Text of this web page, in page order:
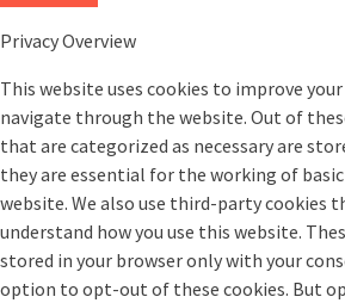
Privacy Overview
This website uses cookies to improve
navigate through the website. Out of
that are categorized as necessary are
they are essential for the working of
website. We also use third-party cookies
understand how you use this website.
stored in your browser only with your
option to opt-out of these cookies. But